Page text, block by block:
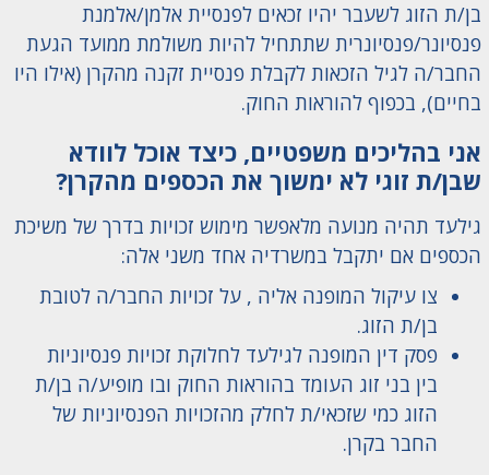
בן/ת הזוג לשעבר יהיו זכאים לפנסיית אלמן/אלמנת
פנסיונר/פנסיונרית שתתחיל להיות משולמת ממועד הגעת
החבר/ה לגיל הזכאות לקבלת פנסיית זקנה מהקרן (אילו היו
בחיים), בכפוף להוראות החוק.
אני בהליכים משפטיים, כיצד אוכל לוודא
שבן/ת זוגי לא ימשוך את הכספים מהקרן?
גילעד תהיה מנועה מלאפשר מימוש זכויות בדרך של משיכת
הכספים אם יתקבל במשרדיה אחד משני אלה:
צו עיקול המופנה אליה , על זכויות החבר/ה לטובת
בן/ת הזוג.
פסק דין המופנה לגילעד לחלוקת זכויות פנסיוניות
בין בני זוג העומד בהוראות החוק ובו מופיע/ה בן/ת
הזוג כמי שזכאי/ת לחלק מהזכויות הפנסיוניות של
החבר בקרן.